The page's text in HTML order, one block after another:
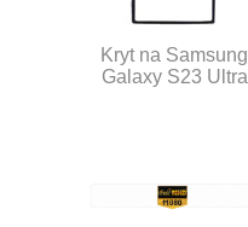
Kryt na Samsung
Galaxy S23 Ultra